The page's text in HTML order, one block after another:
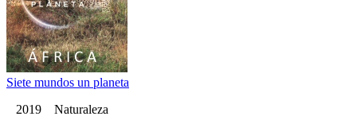
Siete mundos un planeta
2019 Naturaleza